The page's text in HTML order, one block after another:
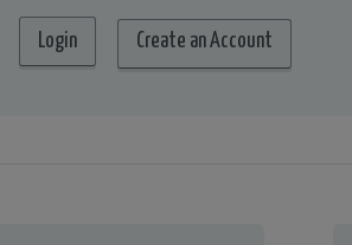
Create an Account